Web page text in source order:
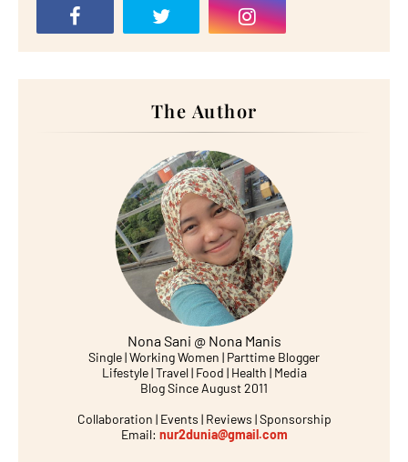
The Author
Nona Sani @ Nona Manis
Single | Working Women | Parttime Blogger
Lifestyle | Travel | Food | Health | Media
Blog Since August 2011
Collaboration | Events | Reviews | Sponsorship
Email: nur2dunia@gmail.com